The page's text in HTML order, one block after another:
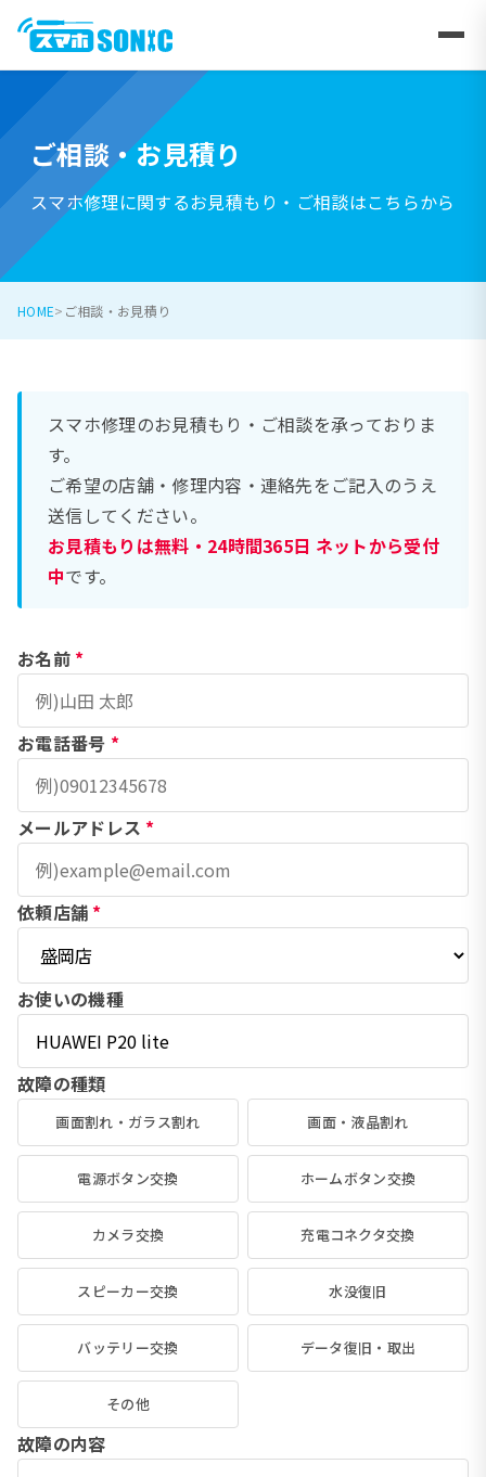
ご相談・お見積り
スマホ修理に関するお見積もり・ご相談はこちらから
HOME ご相談・お見積り
スマホ修理のお見積もり・ご相談を承っておりま
す。
ご希望の店舗・修理内容・連絡先をご記入のうえ
送信してください。
お見積もりは無料・24時間365日 ネットから受付
中です。
お名前 *
お電話番号 *
メールアドレス *
依頼店舗 *
お使いの機種
故障の種類
画面割れ・ガラス割れ 画面・液晶割れ
電源ボタン交換 ホームボタン交換
カメラ交換 充電コネクタ交換
スピーカー交換 水没復旧
バッテリー交換 データ復旧・取出
その他
故障の内容